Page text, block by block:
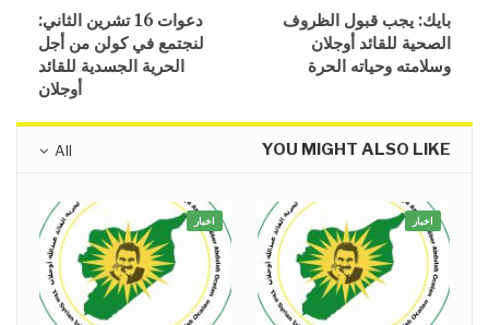
بايك: يجب قبول الظروف
الصحية للقائد أوجلان
وسلامته وحياته الحرة
دعوات 16 تشرين الثاني:
لنجتمع في كولن من أجل
الحرية الجسدية للقائد
أوجلان
All YOU MIGHT ALSO LIKE
اخبار اخبار